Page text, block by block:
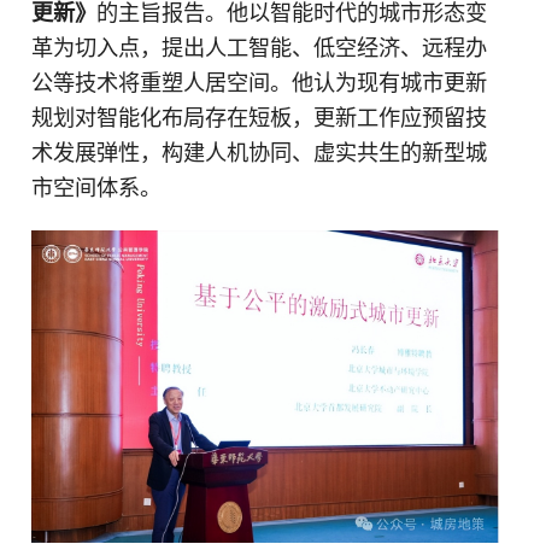
更新》 的主旨报告。他以智能时代的城市形态变
革为切入点，提出人工智能、低空经济、远程办
公等技术将重塑人居空间。他认为现有城市更新
规划对智能化布局存在短板，更新工作应预留技
术发展弹性，构建人机协同、虚实共生的新型城
市空间体系。